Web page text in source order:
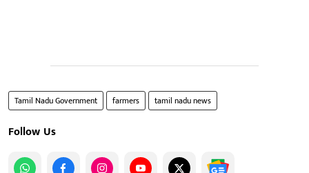
Tamil Nadu Government farmers tamil nadu news
Follow Us